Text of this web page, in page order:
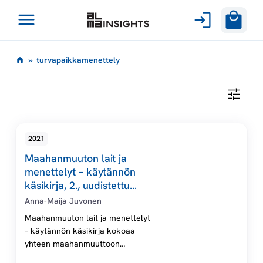
sisältöön
Avaa
t
v
a
p
a
» turvapaikkamenettely
K
A
M
E
N
T
T
2021
Maahanmuuton lait ja
menettelyt – käytännön
käsikirja, 2., uudistettu
painos
Anna-Maija Juvonen
Maahanmuuton lait ja menettelyt
– käytännön käsikirja kokoaa
yhteen maahanmuuttoon